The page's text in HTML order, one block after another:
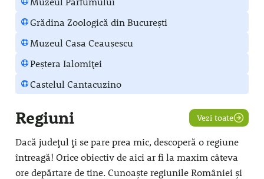
Grădina Zoologică din București
Muzeul Casa Ceaușescu
Peștera Ialomiței
Castelul Cantacuzino
Regiuni Vezi toate
Dacă județul ți se pare prea mic, descoperă o regiune
întreagă! Orice obiectiv de aici ar fi la maxim câteva
ore depărtare de tine. Cunoaște regiunile României și